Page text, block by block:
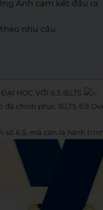
Anh cam kết đầu ra
nhu cầu
HỌC VỚI 6.5 IELTS
đã chinh phục IELTS 6.5
6.5, mà còn là hành